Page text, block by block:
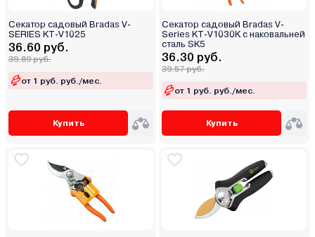
Секатор садовый Bradas V-
SERIES KT-V1025
36.60 руб.
39.89 руб.
от 1 руб. руб./мес.
Купить
Секатор садовый Bradas V-
Series KT-V1030K с наковальней
сталь SK5
36.30 руб.
39.57 руб.
от 1 руб. руб./мес.
Купить